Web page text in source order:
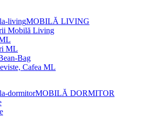
MOBILĂ LIVING
Mobilă Living
ML
Bag
Cafea ML
MOBILĂ DORMITOR